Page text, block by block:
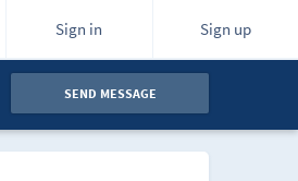
Sign in Sign up
SEND MESSAGE